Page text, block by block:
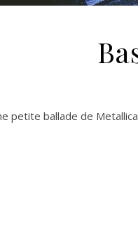
petite ballade de